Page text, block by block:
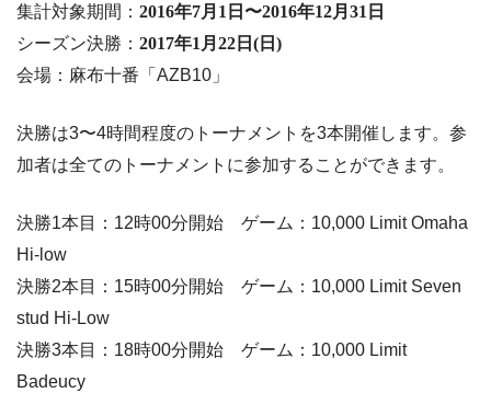
集計対象期間： 2016年7月1日〜2016年12月31日
シーズン決勝： 2017年1月22日(日)
会場：麻布十番「AZB10」
決勝は3〜4時間程度のトーナメントを3本開催します。参
加者は全てのトーナメントに参加することができます。
決勝1本目：12時00分開始 ゲーム：10,000 Limit Omaha
Hi-low
決勝2本目：15時00分開始 ゲーム：10,000 Limit Seven
stud Hi-Low
決勝3本目：18時00分開始 ゲーム：10,000 Limit
Badeucy